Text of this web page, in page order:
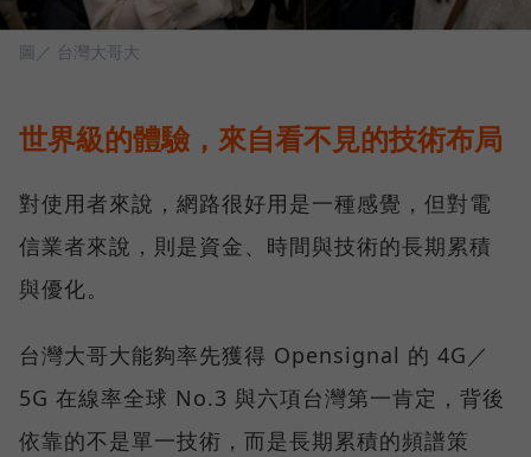
圖／ 台灣大哥大
世界級的體驗，來自看不見的技術布局
對使用者來說，網路很好用是一種感覺，但對電
信業者來說，則是資金、時間與技術的長期累積
與優化。
台灣大哥大能夠率先獲得 Opensignal 的 4G／
5G 在線率全球 No.3 與六項台灣第一肯定，背後
依靠的不是單一技術，而是長期累積的頻譜策